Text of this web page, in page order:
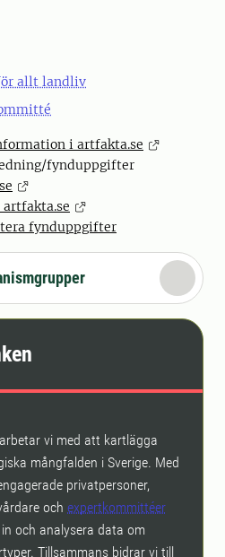
allt landliv
i artfakta.se
fynduppgifter
fynduppgifter
vi med att kartlägga
mångfalden i Sverige. Med
privatpersoner,
och expertkommittéer
och analysera data om
Tillsammans bidrar vi till